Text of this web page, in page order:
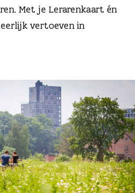
Met je Lerarenkaart én
vertoeven in